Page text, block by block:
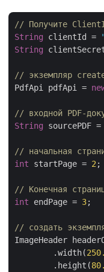
// Получите
String clientId =
String
// экземпляр
PdfApi pdfApi =
// входной PDF-
String sourcePDF =
// начальная
int startPage = 2 ;
// Конечная
int endPage = 3;
// создать
ImageHeader
	.width(
	.height(